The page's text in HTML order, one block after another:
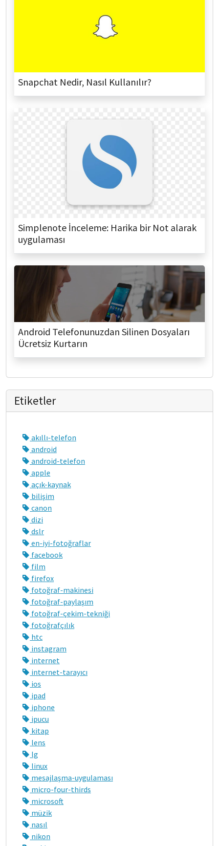
Snapchat Nedir, Nasıl Kullanılır?
Simplenote İnceleme: Harika bir Not alarak
uygulaması
Android Telefonunuzdan Silinen Dosyaları
Ücretsiz Kurtarın
Etiketler
akıllı-telefon
android
android-telefon
apple
açık-kaynak
bilişim
canon
dizi
dslr
en-iyi-fotoğraflar
facebook
film
firefox
fotoğraf-makinesi
fotoğraf-paylaşım
fotoğraf-çekim-tekniği
fotoğrafçılık
htc
instagram
internet
internet-tarayıcı
ios
ipad
iphone
ipucu
kitap
lens
lg
linux
mesajlaşma-uygulaması
micro-four-thirds
microsoft
müzik
nasıl
nikon